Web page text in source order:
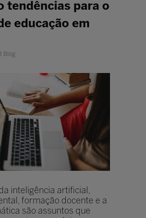
tendências para o
educação em
Blog
inteligência artificial,
formação docente e a
são assuntos que